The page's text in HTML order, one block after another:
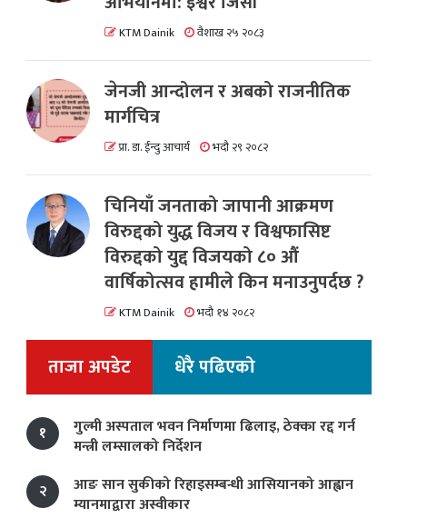
KTM Dainik वैशाख २५ २०८३
जेनजी आन्दोलन र अबको राजनीतिक
मार्गचित्र
प्रा. डा. ईन्दु आचार्य भदौ २९ २०८२
चिनियाँ जनताको जापानी आक्रमण
विरुद्दको युद्ध विजय र विश्वफासिष्ट
विरुद्दको युद्द विजयको ८० औं
वार्षिकोत्सव हामीले किन मनाउनुपर्दछ ?
KTM Dainik भदौ १४ २०८२
ताजा अपडेट धेरै पढिएको
१
गुल्मी अस्पताल भवन निर्माणमा ढिलाइ, ठेक्का रद्द गर्न
मन्त्री लम्सालको निर्देशन
२
आङ सान सुकीको रिहाइसम्बन्धी आसियानको आह्वान
म्यानमाद्वारा अस्वीकार